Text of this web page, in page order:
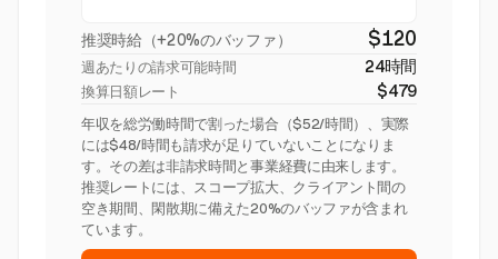
推奨時給（+20%のバッファ） $120
週あたりの請求可能時間 24時間
換算日額レート $479
年収を総労働時間で割った場合（$52/時間）、実際
には$48/時間も請求が足りていないことになりま
す。その差は非請求時間と事業経費に由来します。
推奨レートには、スコープ拡大、クライアント間の
空き期間、閑散期に備えた20%のバッファが含まれ
ています。